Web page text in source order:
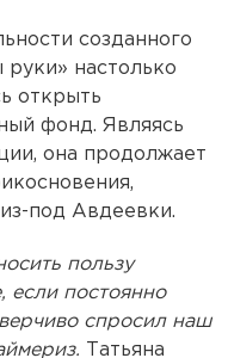
созданного
настолько
открыть
фонд. Являясь
она продолжает
под Авдеевки.
пользу
если постоянно
спросил наш
Татьяна